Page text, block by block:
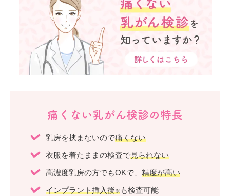
痛くない乳がん検診の特長
乳房を挟まないので痛くない
衣服を着たままの検査で見られない
高濃度乳房の方でもOKで、 精度が高い
インプラント挿入後※ も検査可能